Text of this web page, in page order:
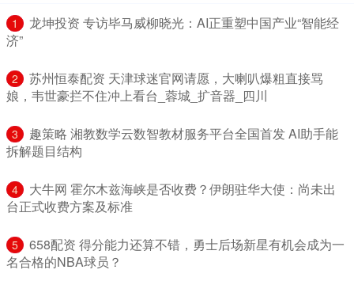
1
​龙坤投资 专访毕马威柳晓光：AI正重塑中国产业“智能经
济”
2
​苏州恒泰配资 天津球迷官网请愿，大喇叭爆粗直接骂
娘，韦世豪拦不住冲上看台_蓉城_扩音器_四川
3
​趣策略 湘教数学云数智教材服务平台全国首发 AI助手能
拆解题目结构
4
​大牛网 霍尔木兹海峡是否收费？伊朗驻华大使：尚未出
台正式收费方案及标准
5
​658配资 得分能力还算不错，勇士后场新星有机会成为一
名合格的NBA球员？